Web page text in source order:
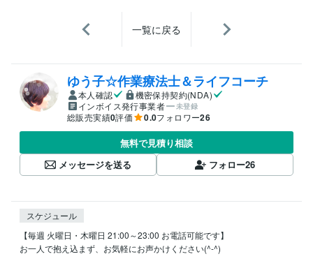
一覧に戻る
ゆう子☆作業療法士＆ライフコーチ
本人確認
機密保持契約(NDA)
インボイス発行事業者
未登録
総販売実績0評価 0.0フォロワー26
無料で見積り相談
メッセージを送る
フォロー26
スケジュール
【毎週 火曜日・木曜日 21:00～23:00 お電話可能です】
お一人で抱え込まず、お気軽にお声かけください(^-^)